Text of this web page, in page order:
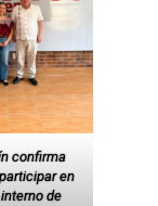
confirma
en
de